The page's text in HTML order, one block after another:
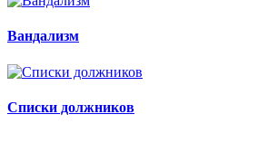
Вандализм
Списки должников